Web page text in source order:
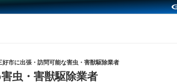
好市に出張・訪問可能な害虫・害獣駆除業者
虫・害獣駆除業者